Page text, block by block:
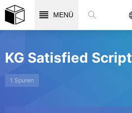
MENÜ
KG Satisfied Script
1 Spuren